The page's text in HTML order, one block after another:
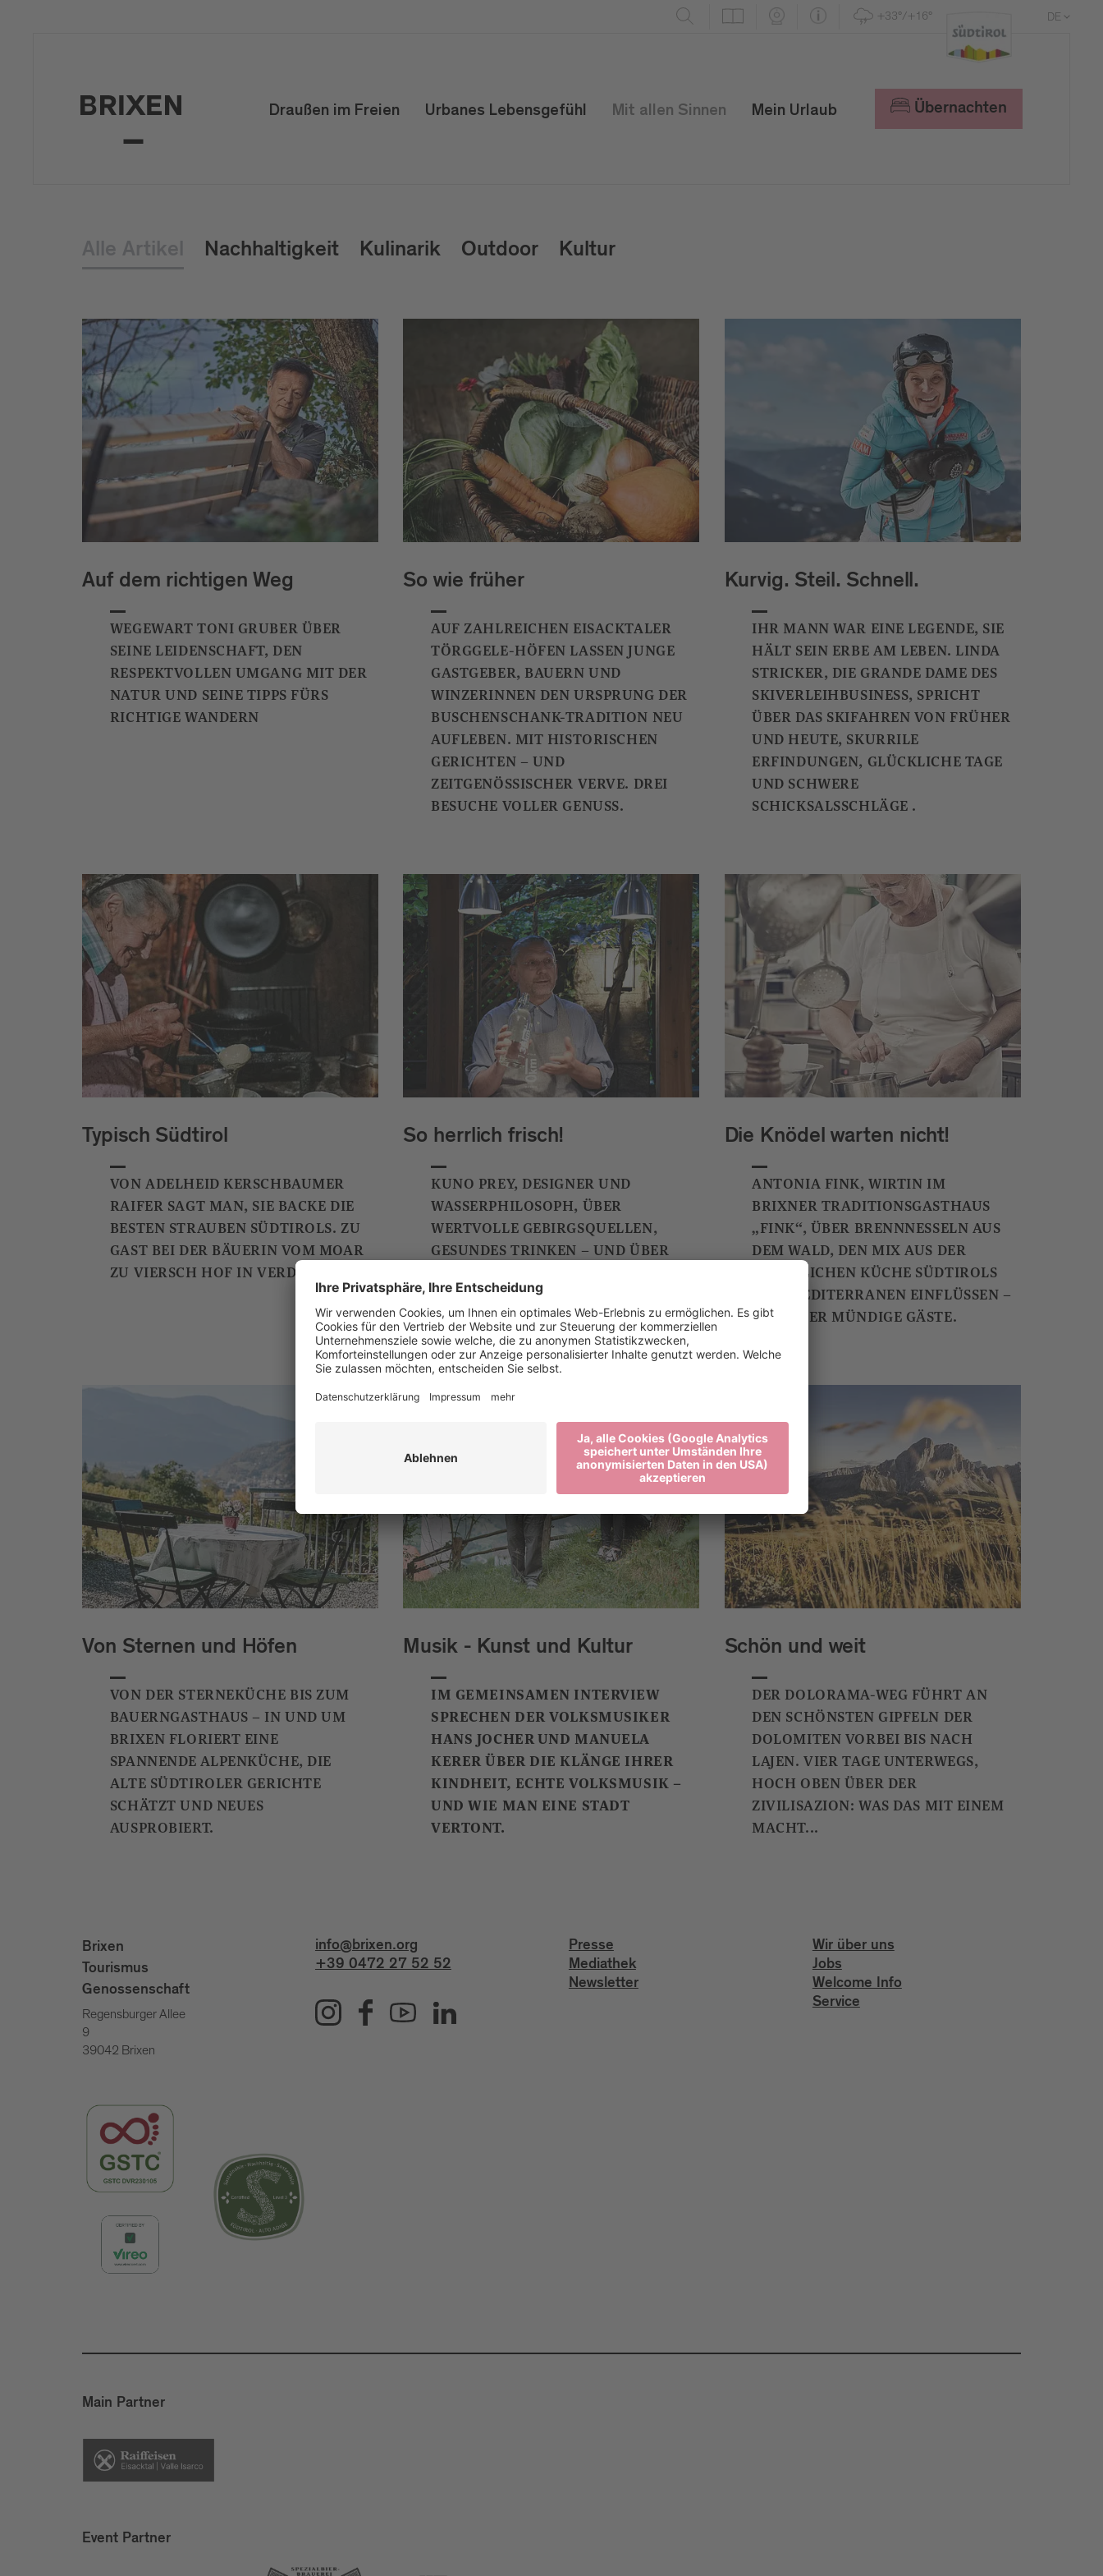
+33°/+16° DE
Draußen im Freien Urbanes Lebensgefühl Mit allen Sinnen Mein Urlaub Übernachten
Alle Artikel Nachhaltigkeit Kulinarik Outdoor Kultur
Auf dem richtigen Weg
WEGEWART TONI GRUBER ÜBER
SEINE LEIDENSCHAFT, DEN
RESPEKTVOLLEN UMGANG MIT DER
NATUR UND SEINE TIPPS FÜRS
RICHTIGE WANDERN
So wie früher
AUF ZAHLREICHEN EISACKTALER
TÖRGGELE-HÖFEN LASSEN JUNGE
GASTGEBER, BAUERN UND
WINZERINNEN DEN URSPRUNG DER
BUSCHENSCHANK-TRADITION NEU
AUFLEBEN. MIT HISTORISCHEN
GERICHTEN – UND
ZEITGENÖSSISCHER VERVE. DREI
BESUCHE VOLLER GENUSS.
Kurvig. Steil. Schnell.
IHR MANN WAR EINE LEGENDE, SIE
HÄLT SEIN ERBE AM LEBEN. LINDA
STRICKER, DIE GRANDE DAME DES
SKIVERLEIHBUSINESS, SPRICHT
ÜBER DAS SKIFAHREN VON FRÜHER
UND HEUTE, SKURRILE
ERFINDUNGEN, GLÜCKLICHE TAGE
UND SCHWERE
SCHICKSALSSCHLÄGE .
Typisch Südtirol
VON ADELHEID KERSCHBAUMER
RAIFER SAGT MAN, SIE BACKE DIE
BESTEN STRAUBEN SÜDTIROLS. ZU
GAST BEI DER BÄUERIN VOM MOAR
ZU VIERSCH HOF IN VERDINGS
So herrlich frisch!
KUNO PREY, DESIGNER UND
WASSERPHILOSOPH, ÜBER
WERTVOLLE GEBIRGSQUELLEN,
GESUNDES TRINKEN – UND ÜBER
EDELSTAHLFLASCHEN
Die Knödel warten nicht!
ANTONIA FINK, WIRTIN IM
BRIXNER TRADITIONSGASTHAUS
„FINK“, ÜBER BRENNNESSELN AUS
DEM WALD, DEN MIX AUS DER
BÄUERLICHEN KÜCHE SÜDTIROLS
UND MEDITERRANEN EINFLÜSSEN –
UND ÜBER MÜNDIGE GÄSTE.
Von Sternen und Höfen
VON DER STERNEKÜCHE BIS ZUM
BAUERNGASTHAUS – IN UND UM
BRIXEN FLORIERT EINE
SPANNENDE ALPENKÜCHE, DIE
ALTE SÜDTIROLER GERICHTE
SCHÄTZT UND NEUES
AUSPROBIERT.
Musik - Kunst und Kultur
IM GEMEINSAMEN INTERVIEW
SPRECHEN DER VOLKSMUSIKER
HANS JOCHER UND MANUELA
KERER ÜBER DIE KLÄNGE IHRER
KINDHEIT, ECHTE VOLKSMUSIK –
UND WIE MAN EINE STADT
VERTONT.
Schön und weit
DER DOLORAMA-WEG FÜHRT AN
DEN SCHÖNSTEN GIPFELN DER
DOLOMITEN VORBEI BIS NACH
LAJEN. VIER TAGE UNTERWEGS,
HOCH OBEN ÜBER DER
ZIVILISAZION: WAS DAS MIT EINEM
MACHT...
Brixen
Tourismus
Genossenschaft
Regensburger Allee
9
39042 Brixen
info@brixen.org
+39 0472 27 52 52
Presse
Mediathek
Newsletter
Wir über uns
Jobs
Welcome Info
Service
Main Partner
Event Partner